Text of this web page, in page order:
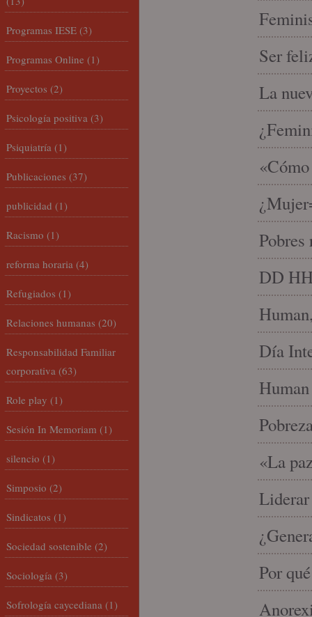
Ser
La
DD
Día
«La
Liderar
Por
Programas IESE (3)
Programas Online (1)
Proyectos (2)
Psicología positiva (3)
Psiquiatría (1)
Publicaciones (37)
publicidad (1)
Racismo (1)
reforma horaria (4)
Refugiados (1)
Relaciones humanas (20)
Responsabilidad Familiar
corporativa (63)
Role play (1)
Sesión In Memoriam (1)
silencio (1)
Simposio (2)
Sindicatos (1)
Sociedad sostenible (2)
Sociología (3)
Sofrología caycediana (1)